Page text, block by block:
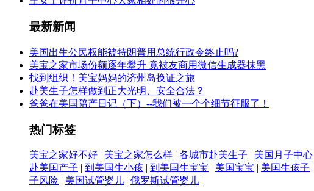
最新新闻
美国出生公民权能被特朗普用总统行政令终止吗?
美宝之家市场份额逐年攀升 竟被友商用微信生成器抹黑
找到组织！美宝妈妈的济州岛换证之旅
赴美生子怎样做到正大光明、安全合法？
爸爸在美国陪产日记（下）--我们被一个个细节征服了！
热门标签
美宝之家好不好 | 美宝之家怎么样 | 各城市赴美生子 | 美国月子中心
赴美国产子 | 到美国生小孩 | 到美国生宝宝 | 美国宝宝 | 美国生孩子 |
子风险 | 美国试管婴儿 | 俄罗斯试管婴儿 |